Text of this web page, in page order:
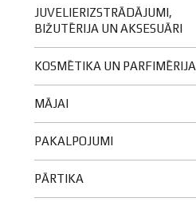
JUVELIERIZSTRĀDĀJUMI,
BIŽUTĒRIJA UN AKSESUĀRI
KOSMĒTIKA UN PARFIMĒRIJA
MĀJAI
PAKALPOJUMI
PĀRTIKA